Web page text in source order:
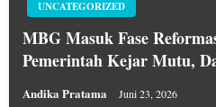
UNCATEGORIZED
MBG Masuk Fase
Pemerintah Kejar Mutu,
Andika Pratama Juni 23, 2026